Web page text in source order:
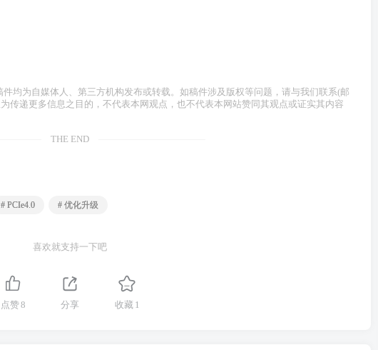
均为自媒体人、第三方机构发布或转载。如稿件涉及版权等问题，请与我们联系(邮
传递更多信息之目的，不代表本网观点，也不代表本网站赞同其观点或证实其内容
THE END
# PCIe4.0 # 优化升级
喜欢就支持一下吧
点赞8 分享 收藏 1